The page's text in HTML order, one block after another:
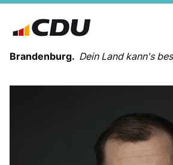
Brandenburg. Dein Land kann's
LANDESVORSTAND